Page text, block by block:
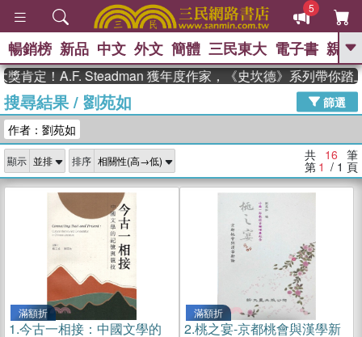
5
GO
高希均教授回憶錄
、 The Odyssey 、 父親節 、 如果歷
獎 臺灣漫遊錄 、 方念華 、 台灣的李
登輝時代
數學女孩：黎曼猜想 、
偉大的迷走神經
暢銷榜 新品 中文 外文 簡體 三民東大 電子書 親子
定！A.F. Steadman 獲年度作家，《史坎德》系列帶你踏上
搜尋結果/ 劉苑如
篩選
作者：劉苑如
顯示 排序 共 16 筆
第 1 / 1 頁
滿額折
1.今古一相接：中國文學的
滿額折
2.桃之宴-京都桃會與漢學新